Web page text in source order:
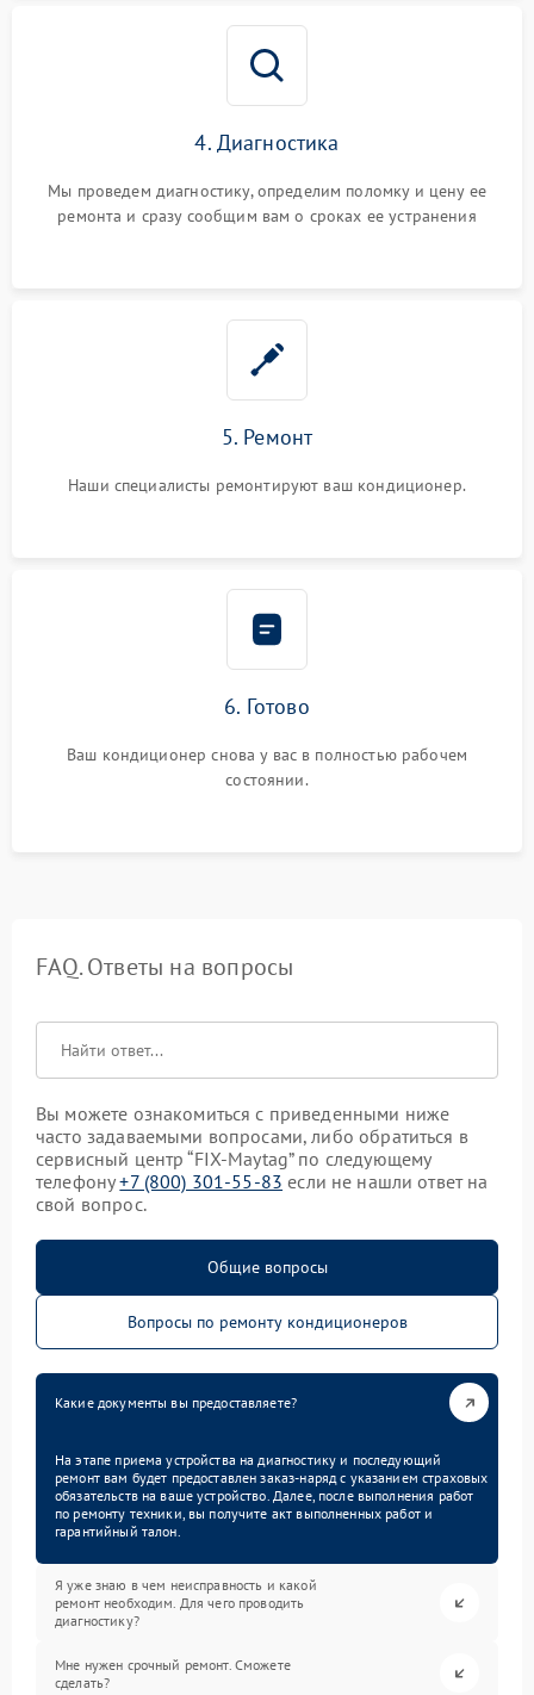
4. Диагностика
Мы проведем диагностику, определим поломку и цену ее
ремонта и сразу сообщим вам о сроках ее устранения
5. Ремонт
Наши специалисты ремонтируют ваш кондиционер.
6. Готово
Ваш кондиционер снова у вас в полностью рабочем
состоянии.
FAQ. Ответы на вопросы
Вы можете ознакомиться с приведенными ниже
часто задаваемыми вопросами, либо обратиться в
сервисный центр “FIX-Maytag” по следующему
телефону+7 (800) 301-55-83 если не нашли ответ на
свой вопрос.
Общие вопросы
Вопросы по ремонту кондиционеров
Какие документы вы предоставляете?
На этапе приема устройства на диагностику и последующий
ремонт вам будет предоставлен заказ-наряд с указанием страховых
обязательств на ваше устройство. Далее, после выполнения работ
по ремонту техники, вы получите акт выполненных работ и
гарантийный талон.
Я уже знаю в чем неисправность и какой
ремонт необходим. Для чего проводить
диагностику?
Мне нужен срочный ремонт. Сможете
сделать?